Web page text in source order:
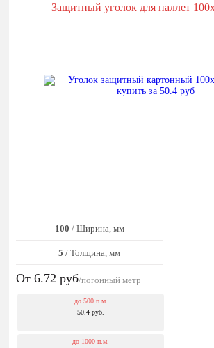
Защитный уголок для паллет
100 / Ширина, мм
5 / Толщина, мм
От 6.72 руб/погонный метр
до 500 п.м.
50.4 руб.
до 1000 п.м.